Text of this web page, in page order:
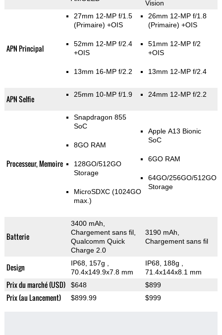
Vision
APN Principal
27mm 12-MP f/1.5
(Primaire) +OIS
52mm 12-MP f/2.4
+OIS
13mm 16-MP f/2.2
26mm 12-MP f/1.8
(Primaire) +OIS
51mm 12-MP f/2
+OIS
13mm 12-MP f/2.4
APN Selfie 25mm 10-MP f/1.9 24mm 12-MP f/2.2
Processeur, Memoire
Snapdragon 855
SoC
8GO RAM
128GO/512GO
Storage
MicroSDXC (1024GO
max.)
Apple A13 Bionic
SoC
6GO RAM
64GO/256GO/512GO
Storage
Batterie
3400 mAh,
Chargement sans fil,
Qualcomm Quick
Charge 2.0
3190 mAh,
Chargement sans fil
Design IP68, 157g
70.4x149.9x7.8 mm
IP68, 188g
71.4x144x8.1 mm
Prix du marché (USD) $648 $899
Prix (au Lancement) $899.99 $999